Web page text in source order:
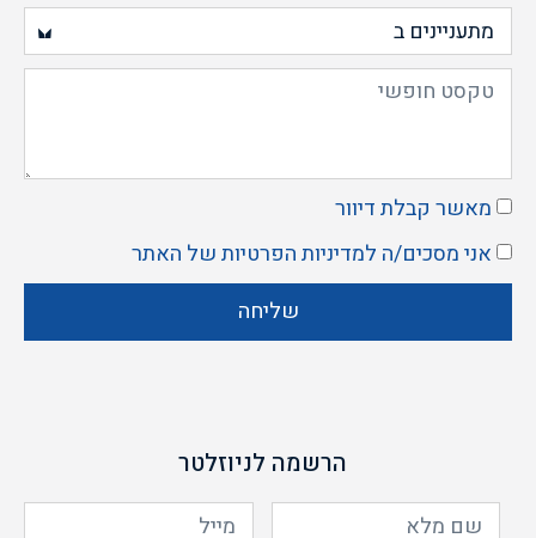
מאשר קבלת דיוור
אני מסכים/ה למדיניות הפרטיותשל האתר
שליחה
הרשמה לניוזלטר